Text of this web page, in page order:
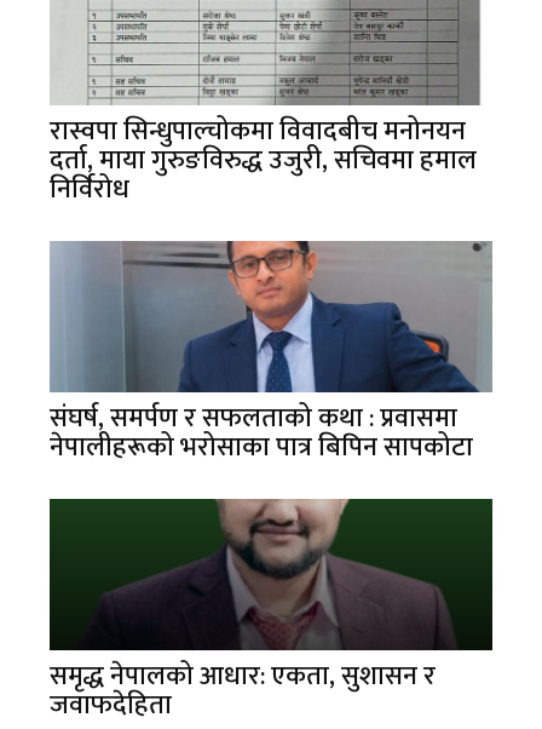
रास्वपा सिन्धुपाल्चोकमा विवादबीच मनोनयन
दर्ता, माया गुरुङविरुद्ध उजुरी, सचिवमा हमाल
निर्विरोध
संघर्ष, समर्पण र सफलताको कथा : प्रवासमा
नेपालीहरूको भरोसाका पात्र बिपिन सापकोटा
समृद्ध नेपालको आधार: एकता, सुशासन र
जवाफदेहिता